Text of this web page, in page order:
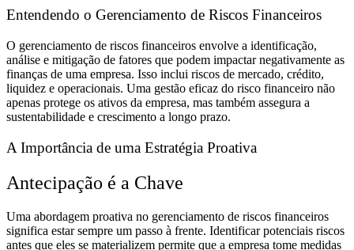
Entendendo o Gerenciamento de Riscos Financeiros
O gerenciamento de riscos financeiros envolve a identificação,
análise e mitigação de fatores que podem impactar negativamente as
finanças de uma empresa. Isso inclui riscos de mercado, crédito,
liquidez e operacionais. Uma gestão eficaz do risco financeiro não
apenas protege os ativos da empresa, mas também assegura a
sustentabilidade e crescimento a longo prazo.
A Importância de uma Estratégia Proativa
Antecipação é a Chave
Uma abordagem proativa no gerenciamento de riscos financeiros
significa estar sempre um passo à frente. Identificar potenciais riscos
antes que eles se materializem permite que a empresa tome medidas